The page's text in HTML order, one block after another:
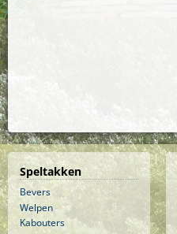
Speltakken
Bevers
Welpen
Kabouters